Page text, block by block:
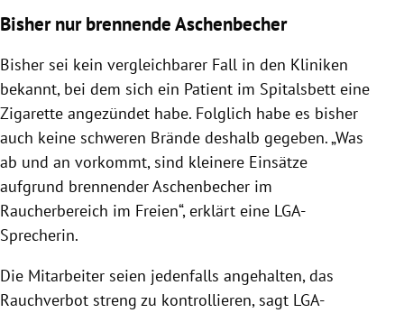
Bisher nur brennende Aschenbecher
Bisher sei kein vergleichbarer Fall in den Kliniken
bekannt, bei dem sich ein Patient im Spitalsbett eine
Zigarette angezündet habe. Folglich habe es bisher
auch keine schweren Brände deshalb gegeben. „Was
ab und an vorkommt, sind kleinere Einsätze
aufgrund brennender Aschenbecher im
Raucherbereich im Freien“, erklärt eine LGA-
Sprecherin.
Die Mitarbeiter seien jedenfalls angehalten, das
Rauchverbot streng zu kontrollieren, sagt LGA-